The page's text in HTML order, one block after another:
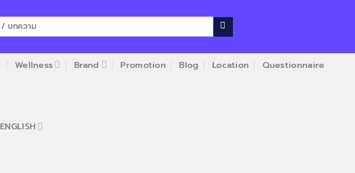
Wellness Brand Promotion Blog Location Questionnaire
ENGLISH